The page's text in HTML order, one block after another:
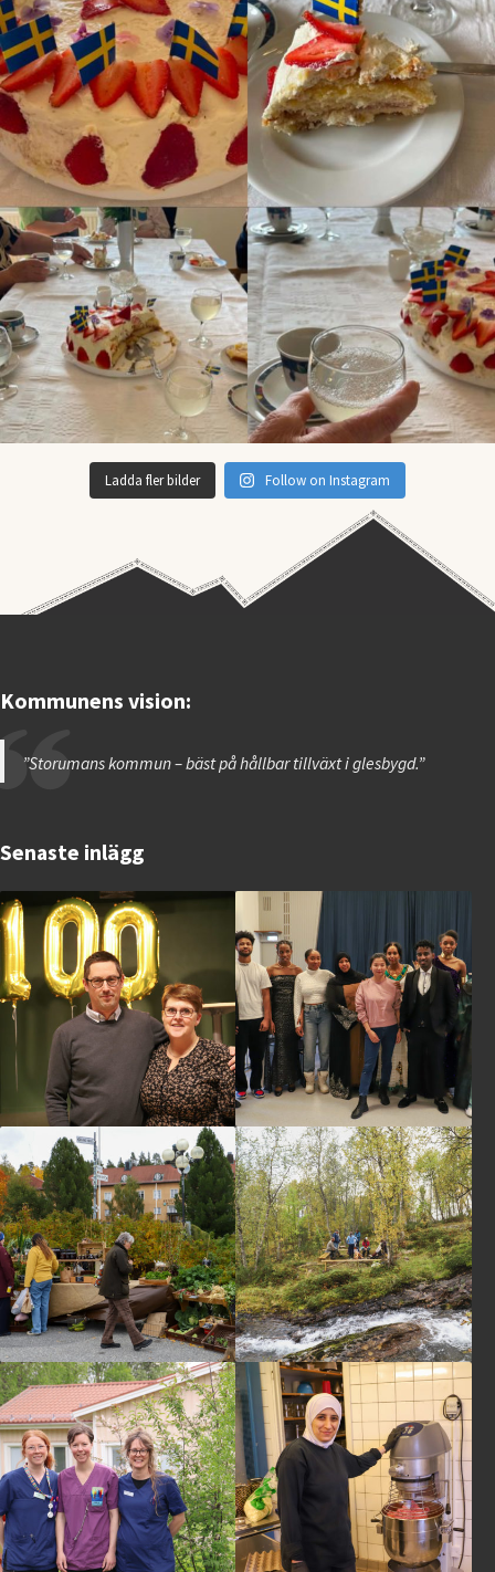
Ladda fler bilder Follow on Instagram
Kommunens vision:
”Storumans kommun – bäst på hållbar tillväxt i glesbygd.”
Senaste inlägg